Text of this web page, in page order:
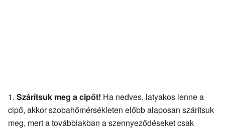
Szárítsuk meg a cipőt! Ha nedves, latyakos lenne a
cipő, akkor szobahőmérsékleten előbb alaposan szárítsuk
meg, mert a továbbiakban a szennyeződéseket csak